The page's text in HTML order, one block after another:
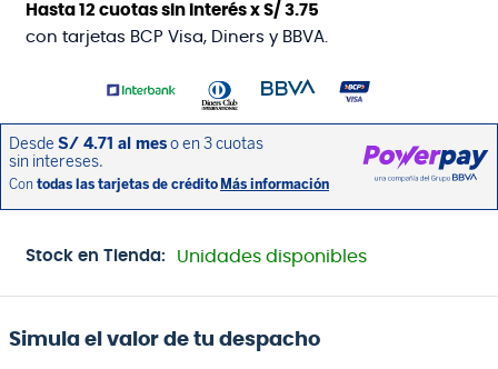
Hasta12 cuotas sin interés xS/ 3.75
con tarjetas BCP Visa, Diners y BBVA.
Stock en Tienda: Unidades disponibles
Simula el valor de tu despacho